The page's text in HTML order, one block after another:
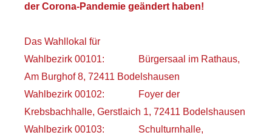
der Corona-Pandemie geändert haben!
Das Wahllokal für
Wahlbezirk 00101: Bürgersaal im Rathaus,
Am Burghof 8, 72411 Bodelshausen
Wahlbezirk 00102: Foyer der
Krebsbachhalle, Gerstlaich 1, 72411 Bodelshausen
Wahlbezirk 00103: Schulturnhalle,